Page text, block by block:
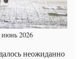
2026
неожиданно